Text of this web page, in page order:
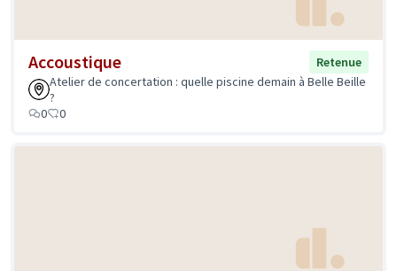
Accoustique
Retenue
Atelier de concertation : quelle piscine demain à Belle Beille
?
0
0